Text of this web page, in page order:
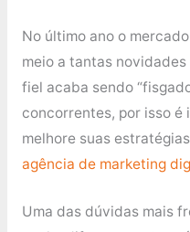
No último ano o
meio a tantas
fiel acaba sendo
concorrentes, por isso é
melhore suas
agência de marketing
Uma das dúvidas mais